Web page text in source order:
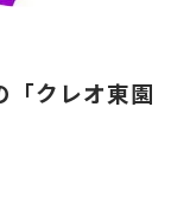
「クレオ東園